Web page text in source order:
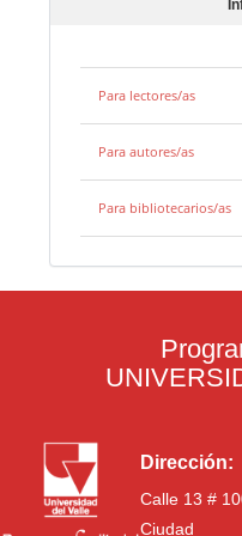
Para lectores/as
Para autores/as
Para bibliotecarios/as
Dirección:
Calle 13 #
Ciudad